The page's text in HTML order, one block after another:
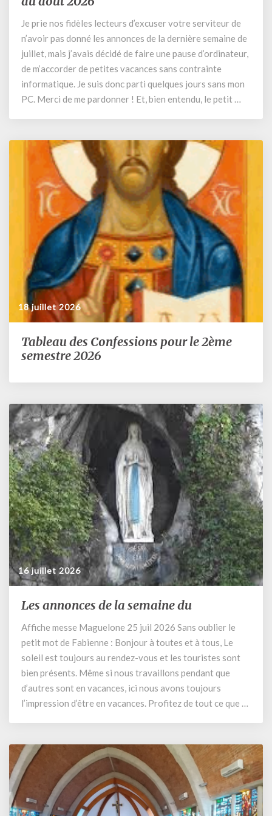
la
semaine
du
27
juillet
août
2026
Je prie nos fidèles lecteurs d’excuser votre serviteur de
n’avoir pas donné les annonces de la dernière semaine de
juillet, mais j’avais décidé de faire une pause d’ordinateur,
de m’accorder de petites vacances sans contrainte
informatique. Je suis donc parti quelques jours sans mon
PC. Merci de me pardonner ! Et, bien entendu, le petit …
18 juillet 2026
Tableau
des
pour
2ème
semestre
2026
Tableau des Confessions pour le 2ème
semestre 2026
16 juillet 2026
Les
de
la
semaine
du
Les annonces de la semaine du
Affiche messe Maguelone 25 juil 2026 Sans oublier le
petit mot de Fabienne : Bonjour à toutes et à tous, Le
soleil est toujours au rendez-vous et les touristes sont
bien présents. Même si nous travaillons pendant que
d’autres sont en vacances, ici nous avons toujours
l’impression d’être en vacances. Profitez de tout ce que …